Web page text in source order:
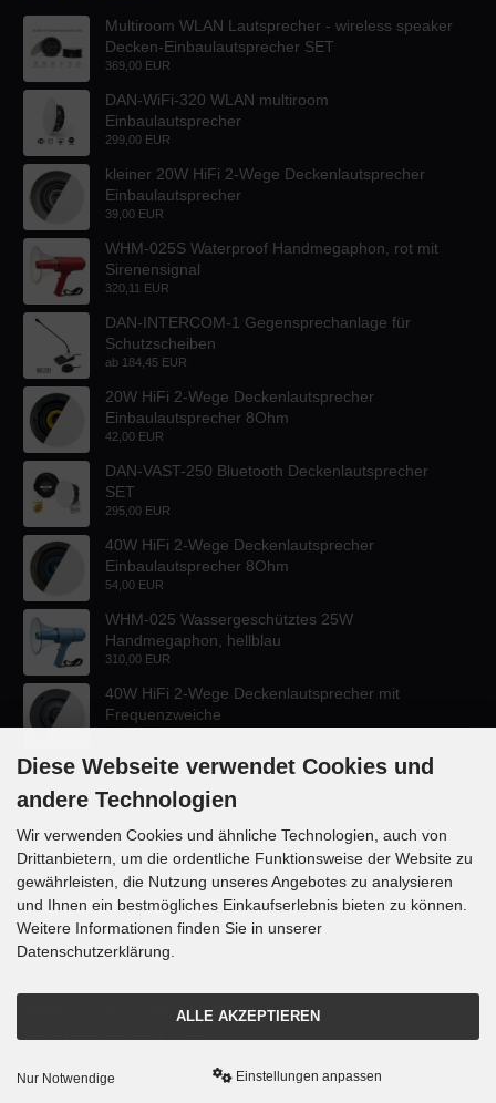
Multiroom WLAN Lautsprecher - wireless speaker
Decken-Einbaulautsprecher SET
369,00 EUR
DAN-WiFi-320 WLAN multiroom
Einbaulautsprecher
299,00 EUR
kleiner 20W HiFi 2-Wege Deckenlautsprecher
Einbaulautsprecher
39,00 EUR
WHM-025S Waterproof Handmegaphon, rot mit
Sirenensignal
320,11 EUR
DAN-INTERCOM-1 Gegensprechanlage für
Schutzscheiben
ab 184,45 EUR
20W HiFi 2-Wege Deckenlautsprecher
Einbaulautsprecher 8Ohm
42,00 EUR
DAN-VAST-250 Bluetooth Deckenlautsprecher
SET
295,00 EUR
40W HiFi 2-Wege Deckenlautsprecher
Einbaulautsprecher 8Ohm
54,00 EUR
WHM-025 Wassergeschütztes 25W
Handmegaphon, hellblau
310,00 EUR
40W HiFi 2-Wege Deckenlautsprecher mit
Frequenzweiche
KONTAKT
Lautsprecher-OnlineShop.de
Rübekampstr. 35
46117 Oberhausen
Telefon +49 (0) 208 / 874188
Email info@danyluk.de
mod
Diese Webseite verwendet Cookies und
andere Technologien
Wir verwenden Cookies und ähnliche Technologien, auch von
Drittanbietern, um die ordentliche Funktionsweise der Website zu
gewährleisten, die Nutzung unseres Angebotes zu analysieren
und Ihnen ein bestmögliches Einkaufserlebnis bieten zu können.
Weitere Informationen finden Sie in unserer
Datenschutzerklärung.
ALLE AKZEPTIEREN
Nur Notwendige Einstellungen anpassen